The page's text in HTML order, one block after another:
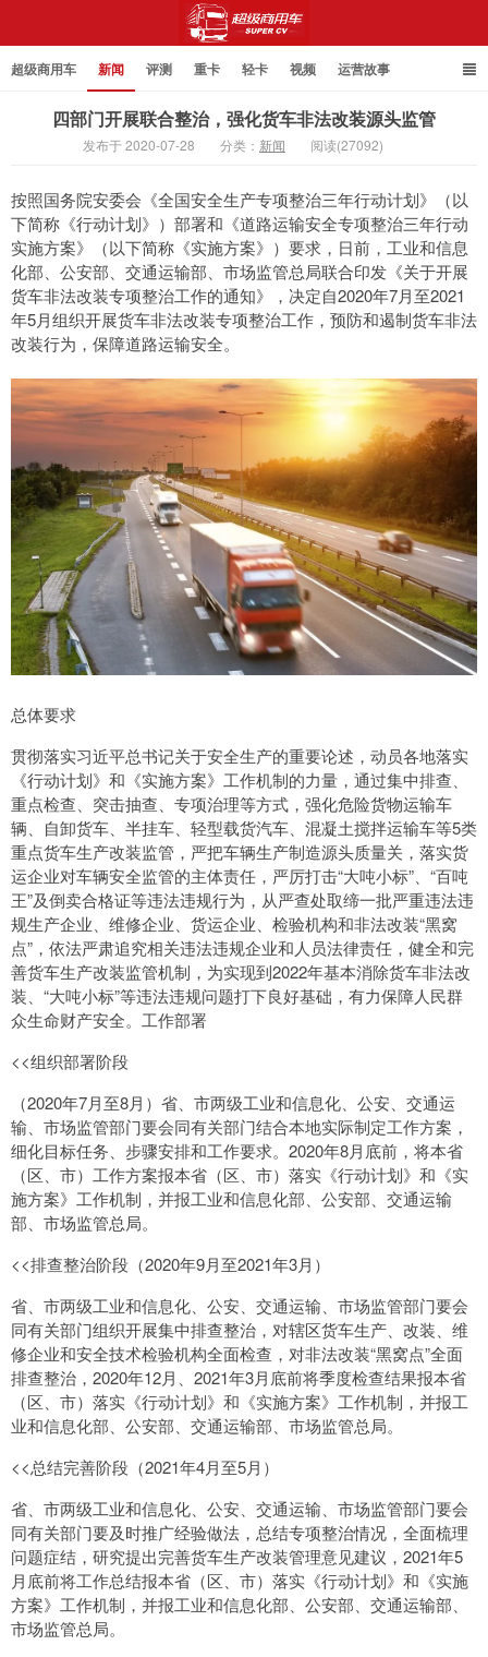
超级商用车 新闻 评测 重卡 轻卡 视频 运营故事
四部门开展联合整治，强化货车非法改装源头监管
发布于 2020-07-28 分类： 新闻 阅读(27092)
按照国务院安委会《全国安全生产专项整治三年行动计划》（以
下简称《行动计划》）部署和《道路运输安全专项整治三年行动
实施方案》（以下简称《实施方案》）要求，日前，工业和信息
化部、公安部、交通运输部、市场监管总局联合印发《关于开展
货车非法改装专项整治工作的通知》，决定自2020年7月至2021
年5月组织开展货车非法改装专项整治工作，预防和遏制货车非法
改装行为，保障道路运输安全。
总体要求
贯彻落实习近平总书记关于安全生产的重要论述，动员各地落实
《行动计划》和《实施方案》工作机制的力量，通过集中排查、
重点检查、突击抽查、专项治理等方式，强化危险货物运输车
辆、自卸货车、半挂车、轻型载货汽车、混凝土搅拌运输车等5类
重点货车生产改装监管，严把车辆生产制造源头质量关，落实货
运企业对车辆安全监管的主体责任，严厉打击“大吨小标”、“百吨
王”及倒卖合格证等违法违规行为，从严查处取缔一批严重违法违
规生产企业、维修企业、货运企业、检验机构和非法改装“黑窝
点”，依法严肃追究相关违法违规企业和人员法律责任，健全和完
善货车生产改装监管机制，为实现到2022年基本消除货车非法改
装、“大吨小标”等违法违规问题打下良好基础，有力保障人民群
众生命财产安全。工作部署
<<组织部署阶段
（2020年7月至8月）省、市两级工业和信息化、公安、交通运
输、市场监管部门要会同有关部门结合本地实际制定工作方案，
细化目标任务、步骤安排和工作要求。2020年8月底前，将本省
（区、市）工作方案报本省（区、市）落实《行动计划》和《实
施方案》工作机制，并报工业和信息化部、公安部、交通运输
部、市场监管总局。
<<排查整治阶段（2020年9月至2021年3月）
省、市两级工业和信息化、公安、交通运输、市场监管部门要会
同有关部门组织开展集中排查整治，对辖区货车生产、改装、维
修企业和安全技术检验机构全面检查，对非法改装“黑窝点”全面
排查整治，2020年12月、2021年3月底前将季度检查结果报本省
（区、市）落实《行动计划》和《实施方案》工作机制，并报工
业和信息化部、公安部、交通运输部、市场监管总局。
<<总结完善阶段（2021年4月至5月）
省、市两级工业和信息化、公安、交通运输、市场监管部门要会
同有关部门要及时推广经验做法，总结专项整治情况，全面梳理
问题症结，研究提出完善货车生产改装管理意见建议，2021年5
月底前将工作总结报本省（区、市）落实《行动计划》和《实施
方案》工作机制，并报工业和信息化部、公安部、交通运输部、
市场监管总局。